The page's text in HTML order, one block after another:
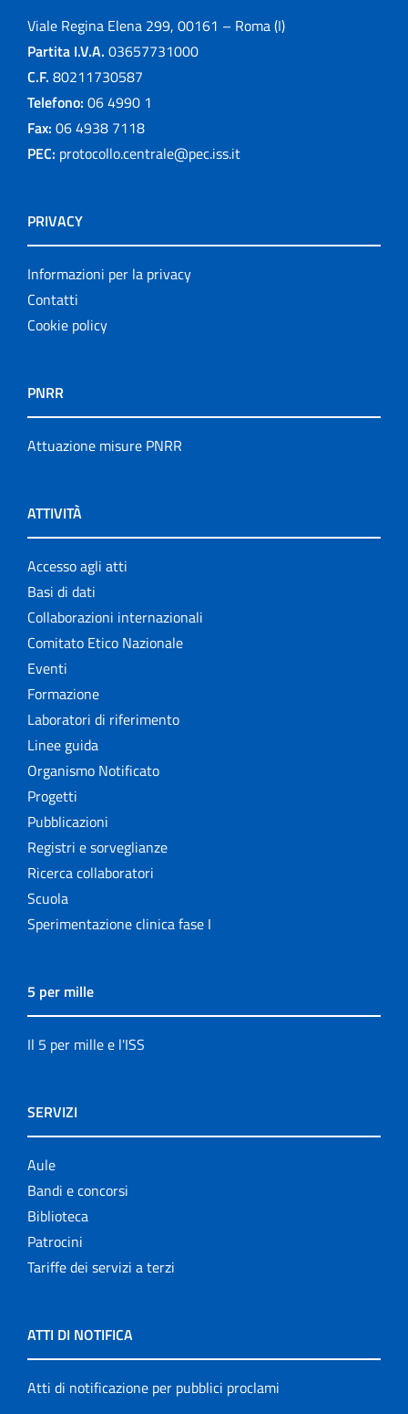
Viale Regina Elena 299, 00161 – Roma (I)
Partita I.V.A. 03657731000
C.F. 80211730587
Telefono: 06 4990 1
Fax: 06 4938 7118
PEC: protocollo.centrale@pec.iss.it
PRIVACY
Informazioni per la privacy
Contatti
Cookie policy
PNRR
Attuazione misure PNRR
ATTIVITÀ
Accesso agli atti
Basi di dati
Collaborazioni internazionali
Comitato Etico Nazionale
Eventi
Formazione
Laboratori di riferimento
Linee guida
Organismo Notificato
Progetti
Pubblicazioni
Registri e sorveglianze
Ricerca collaboratori
Scuola
Sperimentazione clinica fase I
5 per mille
Il 5 per mille e l'ISS
SERVIZI
Aule
Bandi e concorsi
Biblioteca
Patrocini
Tariffe dei servizi a terzi
ATTI DI NOTIFICA
Atti di notificazione per pubblici proclami